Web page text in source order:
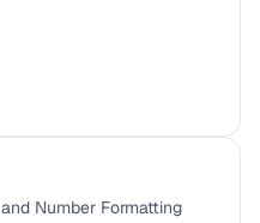
Number Formatting